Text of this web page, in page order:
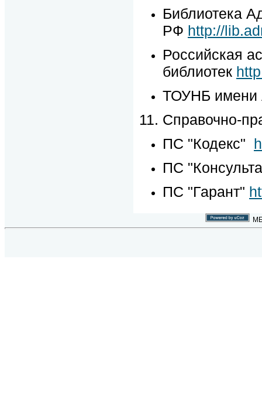
Библиотека
РФ http://
Российская
библиотек
ТОУНБ
11. Справочно-
ПС "Кодекс"
ПС
ПС "Гарант"